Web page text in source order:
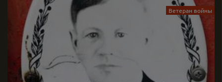
Ветеран войны